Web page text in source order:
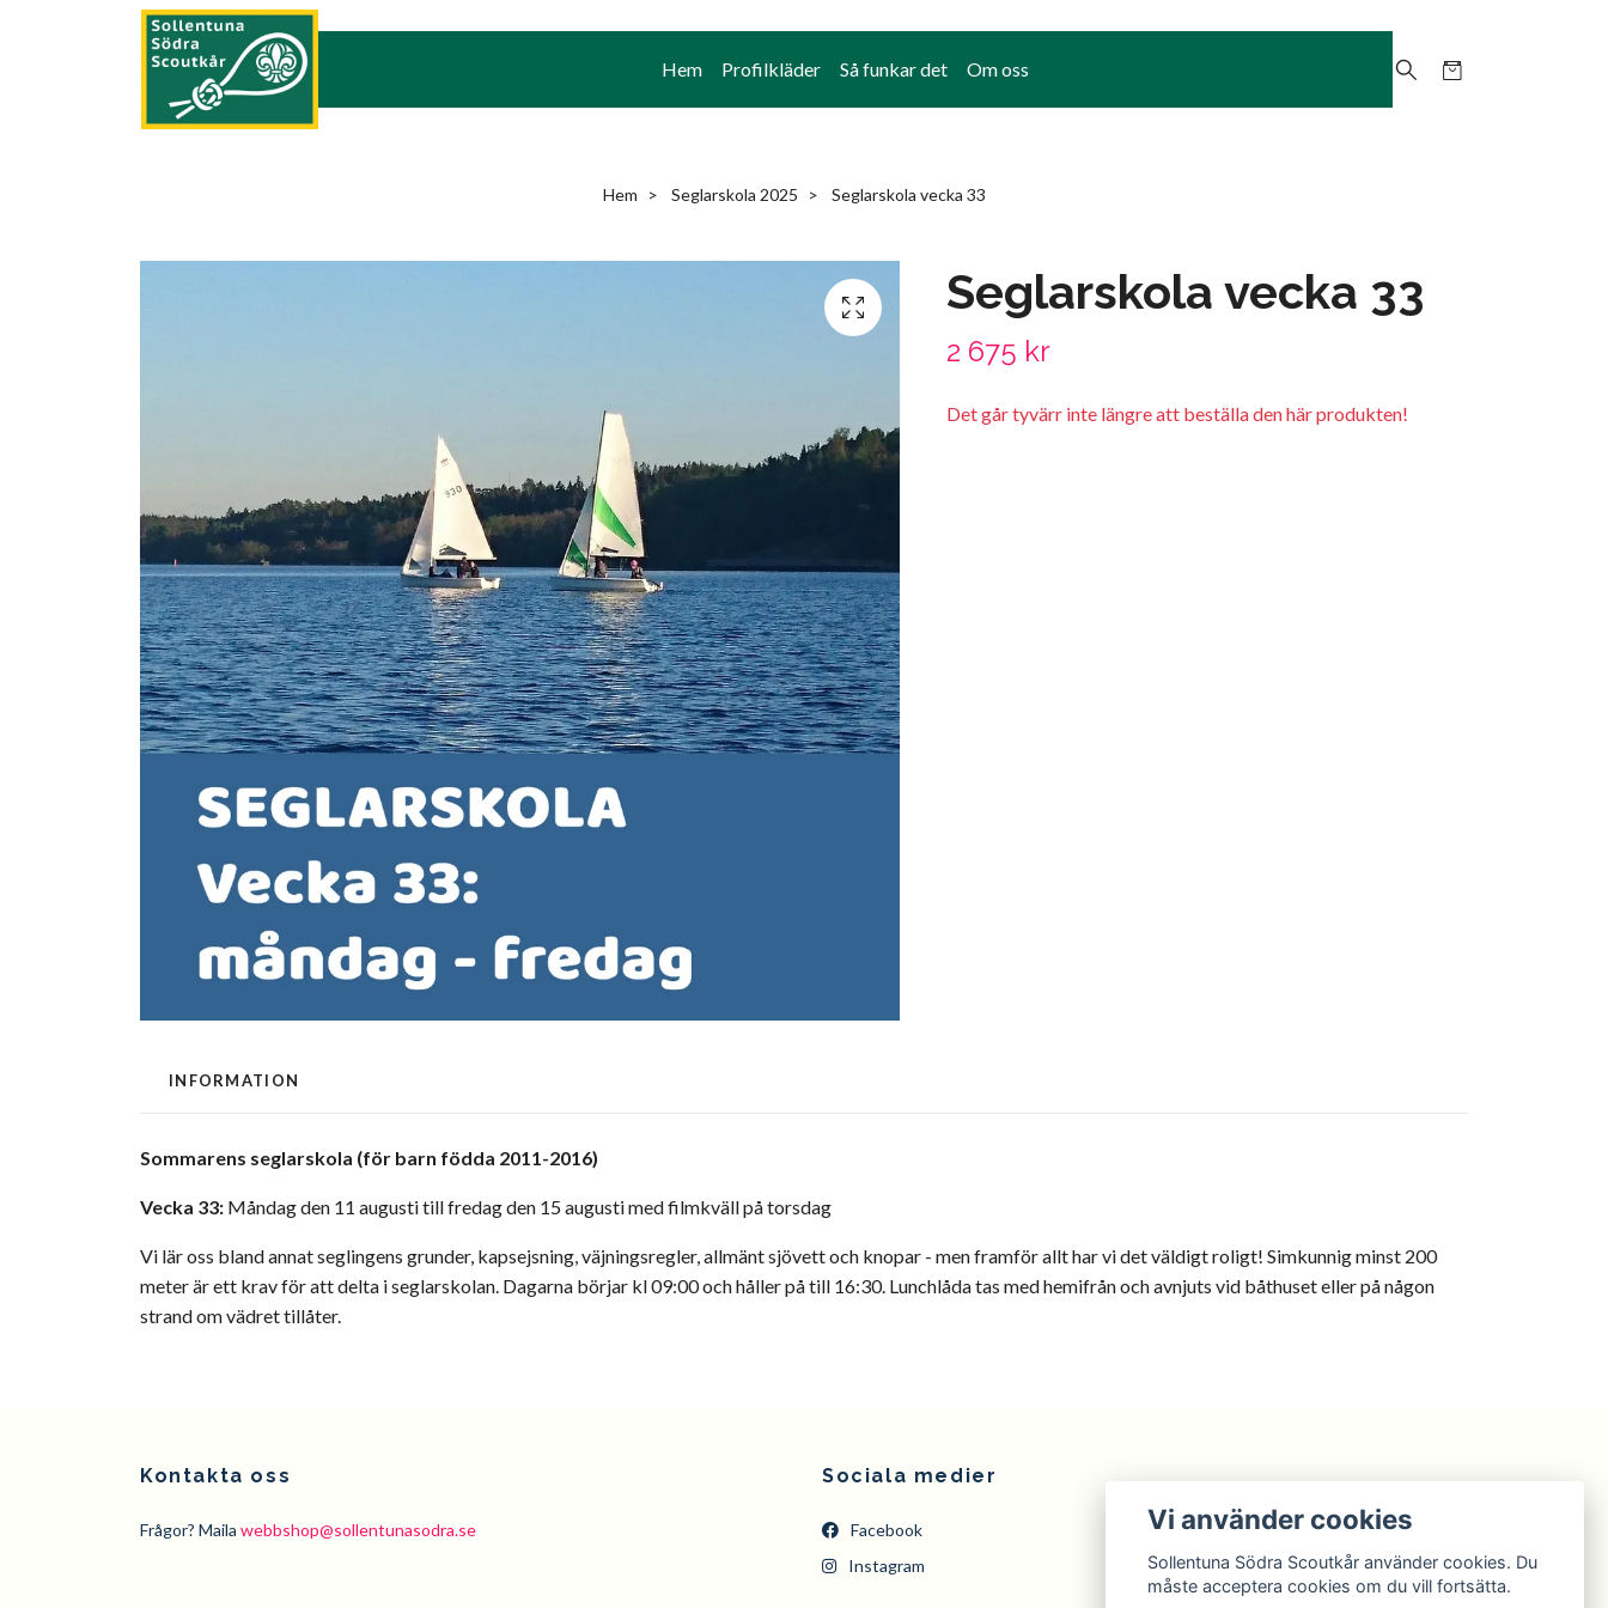
Hem Profilkläder Så funkar det Om oss
Hem Seglarskola 2025 Seglarskola vecka 33
Seglarskola vecka 33
2 675 kr
Det går tyvärr inte längre att beställa den här produkten!
INFORMATION
Sommarens seglarskola (för barn födda 2011-2016)
Vecka 33: Måndag den 11 augusti till fredag den 15 augusti med filmkväll på torsdag
Vi lär oss bland annat seglingens grunder, kapsejsning, väjningsregler, allmänt sjövett och knopar - men framför allt har vi det väldigt roligt! Simkunnig minst 200
meter är ett krav för att delta i seglarskolan. Dagarna börjar kl 09:00 och håller på till 16:30. Lunchlåda tas med hemifrån och avnjuts vid båthuset eller på någon
strand om vädret tillåter.
Kontakta oss
Frågor? Maila webbshop@sollentunasodra.se
Sociala medier
Facebook
Instagram
Vi använder cookies
Sollentuna Södra Scoutkår använder cookies. Du
måste acceptera cookies om du vill fortsätta.